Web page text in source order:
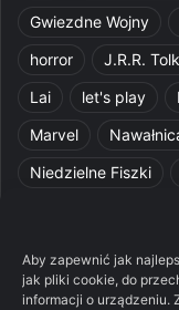
Aby zapewnić jak
jak pliki cookie, do
informacji o urządzeniu.
Gwiezdne Wojny
horror
J.R.R.
Lai
let's play
Marvel
Niedzielne Fiszki
recenzja książki